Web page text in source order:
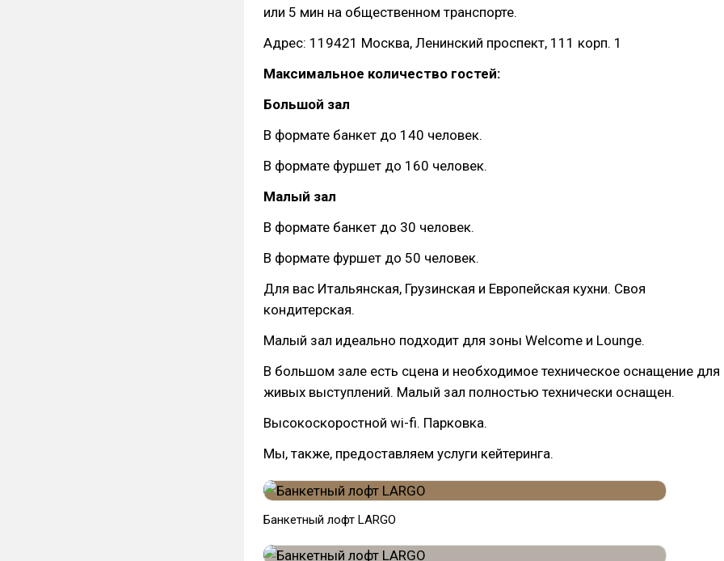
или 5 мин на общественном транспорте.
Адрес: 119421 Москва, Ленинский проспект, 111 корп. 1
Максимальное количество гостей:
Большой зал
В формате банкет до 140 человек.
В формате фуршет до 160 человек.
Малый зал
В формате банкет до 30 человек.
В формате фуршет до 50 человек.
Для вас Итальянская, Грузинская и Европейская кухни. Своя
кондитерская.
Малый зал идеально подходит для зоны Welcome и Lounge.
В большом зале есть сцена и необходимое техническое оснащение для
живых выступлений. Малый зал полностью технически оснащен.
Высокоскоростной wi-fi. Парковка.
Мы, также, предоставляем услуги кейтеринга.
Банкетный лофт LARGO